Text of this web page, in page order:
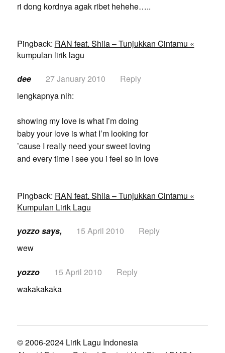
ri dong kordnya agak ribet hehehe…..
Pingback: RAN feat. Shila – Tunjukkan Cintamu «
kumpulan lirik lagu
dee 27 January 2010
Reply
lengkapnya nih:
showing my love is what I’m doing
baby your love is what I’m looking for
’cause I really need your sweet loving
and every time i see you i feel so in love
Pingback: RAN feat. Shila – Tunjukkan Cintamu «
Kumpulan Lirik Lagu
yozzo says, 15 April 2010
Reply
wew
yozzo 15 April 2010
Reply
wakakakaka
© 2006-2024 Lirik Lagu Indonesia